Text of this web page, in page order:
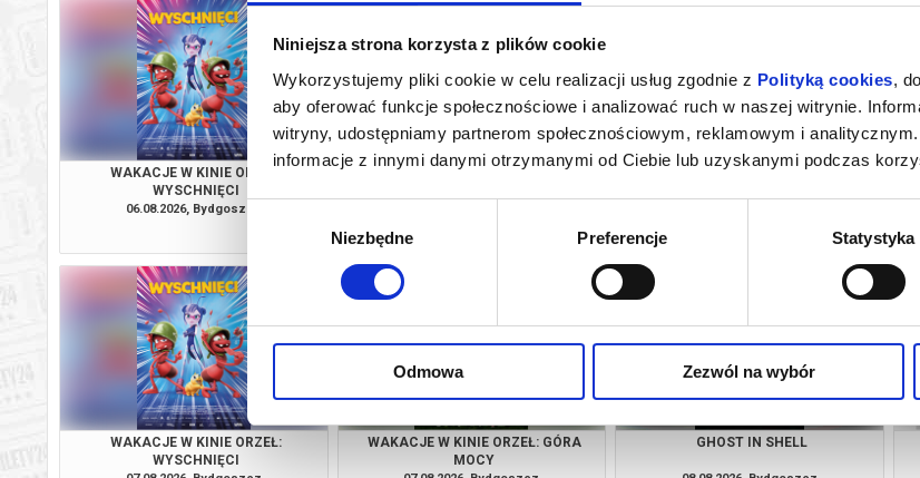
Niniejsza strona korzysta z plików cookie
Wykorzystujemy pliki cookie w celu realizacji usług zgodnie z Polityką cookies,
aby oferować funkcje społecznościowe i analizować ruch w naszej witrynie.
witryny, udostępniamy partnerom społecznościowym, reklamowym i
informacje z innymi danymi otrzymanymi od Ciebie lub uzyskanymi podczas
Niezbędne Preferencje Statystyka
Odmowa Zezwól na wybór
WAKACJE W KINIE ORZEŁ:
WYSCHNIĘCI
06.08.2026, Bydgoszcz
WAKACJE W KINIE ORZEŁ: GÓRA
info
OSTATNI KONSJERŻ
kup bilet
WAKACJE W KINIE ORZEŁ:
WYSCHNIĘCI
WAKACJE W KINIE ORZEŁ: GÓRA
MOCY
GHOST IN SHELL